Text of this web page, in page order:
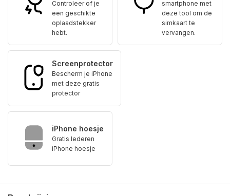
Controleer of je
een geschikte
oplaadstekker
hebt.
smartphone met
deze tool om de
simkaart te
vervangen.
Screenprotector
Bescherm je iPhone
met deze gratis
protector
iPhone hoesje
Gratis lederen
iPhone hoesje